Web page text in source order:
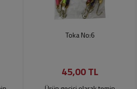
Toka No:6
45,00 TL